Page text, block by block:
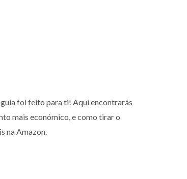
foi feito para ti! Aqui encontrarás
mais económico, e como tirar o
na Amazon.